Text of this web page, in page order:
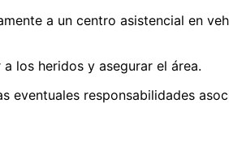
a un centro asistencial en
los heridos y asegurar el área.
eventuales responsabilidades